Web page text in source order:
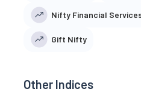
Nifty Financial
Gift Nifty
Other Indices